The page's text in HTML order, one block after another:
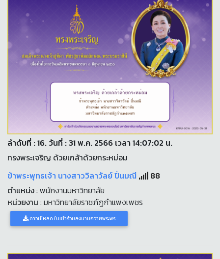
ลำดับที่ : 16. วันที่ : 31 พ.ค. 2566 เวลา 14:07:02 น.
ทรงพระเจริญ ด้วยเกล้าด้วยกระหม่อม
ข้าพระพุทธเจ้า นางสาววิลาวัลย์ ปิ่นมณี
88
ตำแหน่ง: พนักงานมหาวิทยาลัย
หน่วยงาน : มหาวิทยาลัยราชภัฏกำแพงเพชร
ดาวน์โหลด ใบเข้าร่วมลงนามถวายพระพร